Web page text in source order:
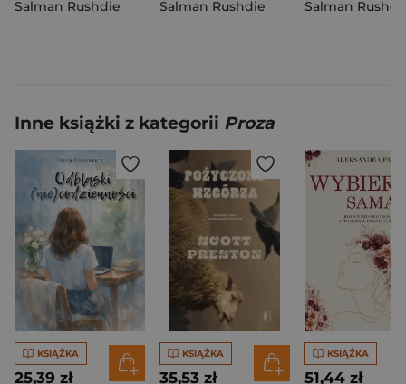
Salman Rushdie Salman Rushdie Salman
Inne książki z kategorii Proza
KSIĄŻKA
25,39 zł
KSIĄŻKA
35,53 zł
KSIĄŻKA
51,44 zł